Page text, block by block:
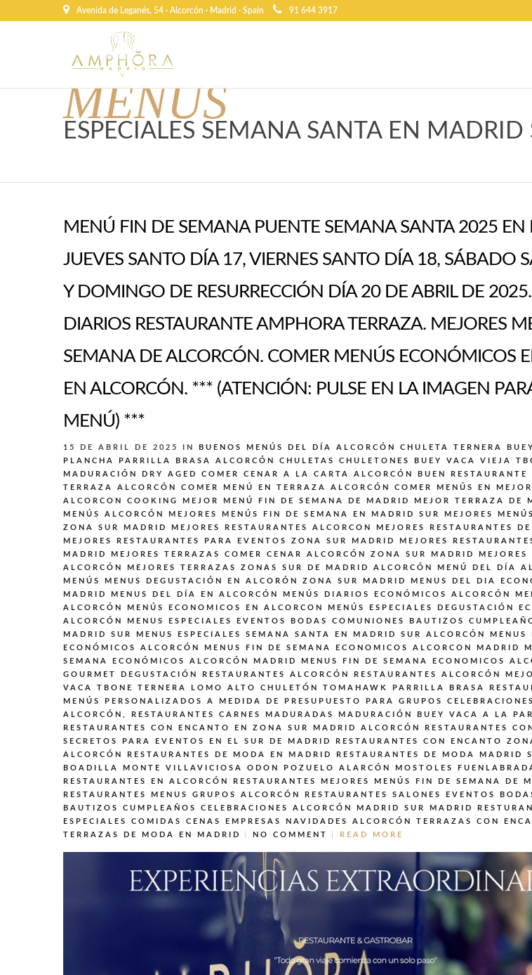
Avenida de Leganés, 54 · Alcorcón · Madrid · Spain 91 644 3917
MENUS
ESPECIALES SEMANA SANTA EN MADRID
MENÚ FIN DE SEMANA PUENTE SEMANA SANTA 2025 EN
JUEVES SANTO DÍA 17, VIERNES SANTO DÍA 18, SÁBADO
Y DOMINGO DE RESURRECCIÓN DÍA 20 DE ABRIL DE
DIARIOS RESTAURANTE AMPHORA TERRAZA. MEJORES
SEMANA DE ALCORCÓN. COMER MENÚS ECONÓMICOS
EN ALCORCÓN. *** (ATENCIÓN: PULSE EN LA IMAGEN
MENÚ) ***
15 DE ABRIL DE 2025 IN BUENOS MENÚS DEL DÍA ALCORCÓN
CHULETA TERNERA
PLANCHA PARRILLA BRASA ALCORCÓN
CHULETAS CHULETONES BUEY VACA VIEJA
MADURACIÓN DRY AGED
COMER CENAR A LA CARTA ALCORCÓN BUEN RESTAURANTE
TERRAZA ALCORCÓN
COMER MENÚ EN TERRAZA ALCORCÓN
COMER MENÚS EN
ALCORCON
COOKING MEJOR MENÚ FIN DE SEMANA DE MADRID MEJOR TERRAZA DE
MENÚS ALCORCÓN
MEJORES MENÚS FIN DE SEMANA EN MADRID SUR
MEJORES
ZONA SUR MADRID
MEJORES RESTAURANTES ALCORCON
MEJORES RESTAURANTES
MEJORES RESTAURANTES PARA EVENTOS ZONA SUR MADRID
MEJORES
MADRID
MEJORES TERRAZAS COMER CENAR ALCORCÓN ZONA SUR MADRID
MEJORES
ALCORCÓN
MEJORES TERRAZAS ZONAS SUR DE MADRID ALCORCÓN
MENÚ DEL DÍA
MENÚS
MENUS DEGUSTACIÓN EN ALCORÓN ZONA SUR MADRID
MENUS DEL DIA
MADRID
MENUS DEL DÍA EN ALCORCÓN MENÚS DIARIOS ECONÓMICOS ALCORCÓN
ALCORCÓN
MENÚS ECONOMICOS EN ALCORCON
MENÚS ESPECIALES DEGUSTACIÓN
ALCORCÓN
MENUS ESPECIALES EVENTOS BODAS COMUNIONES BAUTIZOS
MADRID SUR
MENUS ESPECIALES SEMANA SANTA EN MADRID SUR ALCORCÓN
MENUS
ECONÓMICOS ALCORCÓN
MENUS FIN DE SEMANA ECONOMICOS ALCORCON MADRID
SEMANA ECONÓMICOS ALCORCÓN MADRID
MENUS FIN DE SEMANA ECONOMICOS
GOURMET DEGUSTACIÓN
RESTAURANTES ALCORCÓN
RESTAURANTES ALCORCÓN
VACA TBONE TERNERA LOMO ALTO CHULETÓN TOMAHAWK PARRILLA BRASA
MENÚS PERSONALIZADOS A MEDIDA DE PRESUPUESTO PARA GRUPOS CELEBRACIONES
ALCORCÓN,
RESTAURANTES CARNES MADURADAS MADURACIÓN BUEY VACA A LA
RESTAURANTES CON ENCANTO EN ZONA SUR MADRID ALCORCÓN
RESTAURANTES
SECRETOS PARA EVENTOS EN EL SUR DE MADRID
RESTAURANTES CON ENCANTO
ALCORCÓN
RESTAURANTES DE MODA EN MADRID
RESTAURANTES DE MODA MADRID
BOADILLA MONTE VILLAVICIOSA ODON POZUELO ALARCÓN MOSTOLES
RESTAURANTES EN ALCORCÓN
RESTAURANTES MEJORES MENÚS FIN DE SEMANA DE
RESTAURANTES MENUS GRUPOS ALCORCÓN
RESTAURANTES SALONES EVENTOS
BAUTIZOS CUMPLEAÑOS CELEBRACIONES ALCORCÓN MADRID SUR MADRID
ESPECIALES COMIDAS CENAS EMPRESAS NAVIDADES ALCORCÓN
TERRAZAS CON
TERRAZAS DE MODA EN MADRID
NO COMMENT READ MORE